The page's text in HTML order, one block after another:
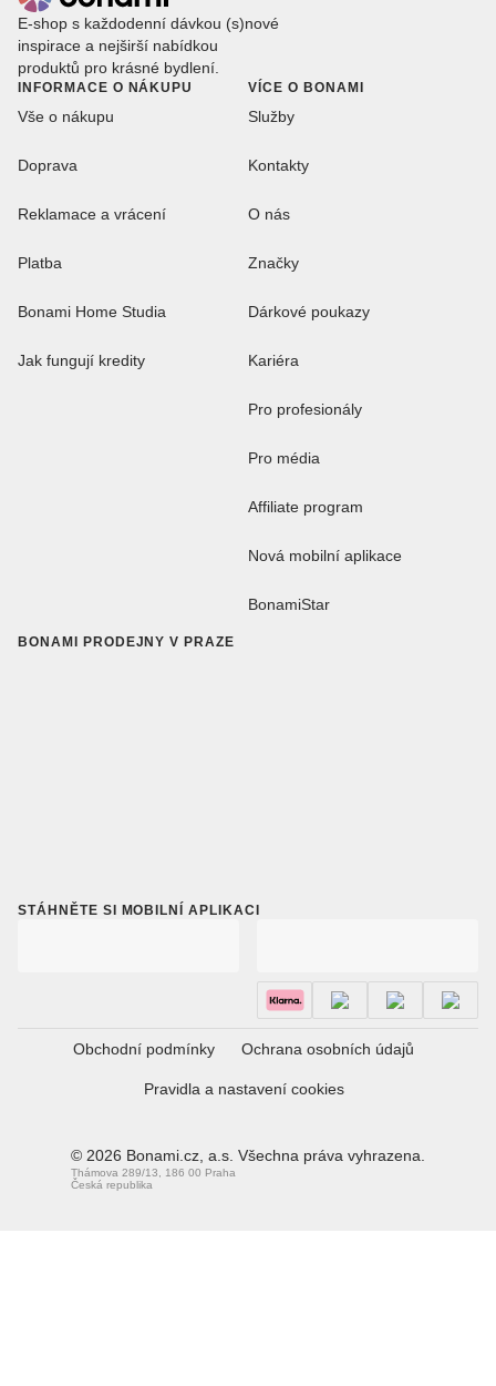
E-shop s každodenní dávkou (s)nové
inspirace a nejširší nabídkou
produktů pro krásné bydlení.
INFORMACE O NÁKUPU
Vše o nákupu
Doprava
Reklamace a vrácení
Platba
Bonami Home Studia
Jak fungují kredity
VÍCE O BONAMI
Služby
Kontakty
O nás
Značky
Dárkové poukazy
Kariéra
Pro profesionály
Pro média
Affiliate program
Nová mobilní aplikace
BonamiStar
BONAMI PRODEJNY V PRAZE
STÁHNĚTE SI MOBILNÍ APLIKACI
Obchodní podmínky Ochrana osobních údajů
Pravidla a nastavení cookies
© 2026 Bonami.cz, a.s. Všechna práva vyhrazena.
Thámova 289/13, 186 00 Praha
Česká republika